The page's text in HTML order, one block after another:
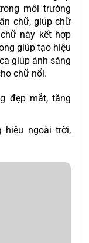
môi trường
chữ, giúp chữ
này kết hợp
giúp tạo hiệu
giúp ánh sáng
chữ nổi.
đẹp mắt, tăng
hiệu ngoài trời,